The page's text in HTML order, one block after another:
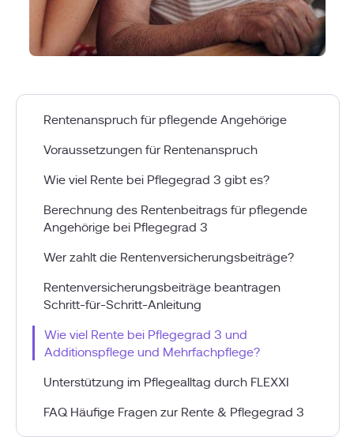
Rentenanspruch für pflegende Angehörige
Voraussetzungen für Rentenanspruch
Wie viel Rente bei Pflegegrad 3 gibt es?
Berechnung des Rentenbeitrags für pflegende
Angehörige bei Pflegegrad 3
Wer zahlt die Rentenversicherungsbeiträge?
Rentenversicherungsbeiträge beantragen
Schritt-für-Schritt-Anleitung
Wie viel Rente bei Pflegegrad 3 und
Additionspflege und Mehrfachpflege?
Unterstützung im Pflegealltag durch FLEXXI
FAQ Häufige Fragen zur Rente & Pflegegrad 3